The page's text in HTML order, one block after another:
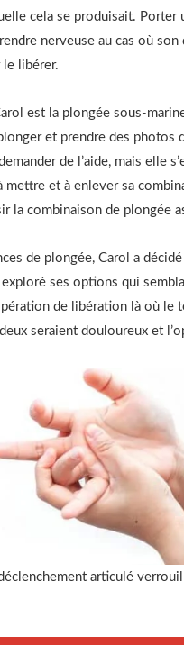
cela se produisait.
nerveuse au cas où
le libérer.
est la plongée sous-
et prendre des photos
de l’aide, mais elle
mettre et à enlever sa
la combinaison de plongée
de plongée, Carol a
ses options qui
de libération là où le
seraient douloureux et
articulé